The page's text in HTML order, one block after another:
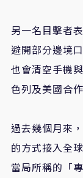
另一名目擊者
避開部分邊境
也會清空手機
色列及美國合作
過去幾個月來
的方式接入全
當局所稱的「